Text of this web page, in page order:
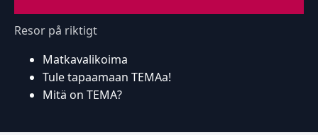
Resor på riktigt
Matkavalikoima
Tule tapaamaan TEMAa!
Mitä on TEMA?